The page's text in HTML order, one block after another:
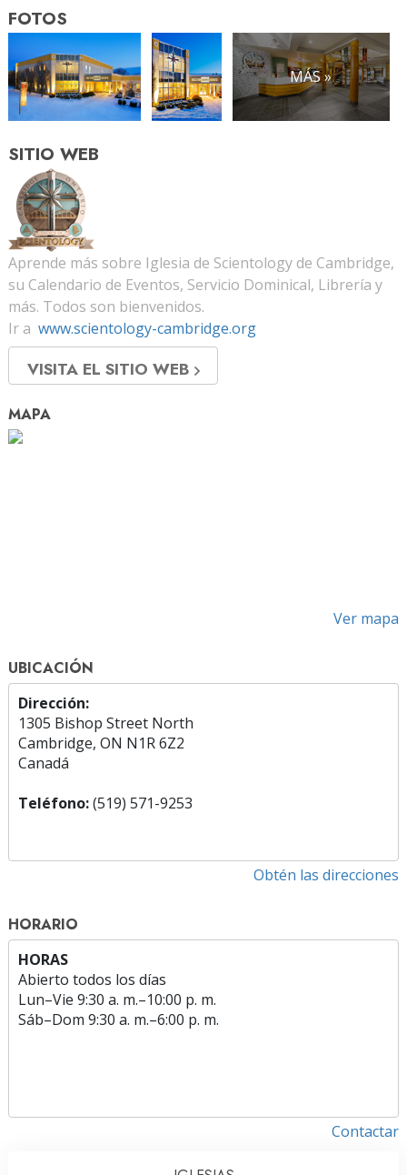
FOTOS
MÁS »
SITIO WEB
Aprende más sobre Iglesia de Scientology de Cambridge,
su Calendario de Eventos, Servicio Dominical, Librería y
más. Todos son bienvenidos.
Ir a www.scientology-cambridge.org
VISITA EL SITIO WEB
MAPA
Ver mapa
UBICACIÓN
Dirección:
1305 Bishop Street North
Cambridge, ON N1R 6Z2
Canadá
Teléfono:(519) 571-9253
Obtén las direcciones
HORARIO
HORAS
Abierto todos los días
Lun–Vie 9:30 a. m.–10:00 p. m.
Sáb–Dom 9:30 a. m.–6:00 p. m.
Contactar